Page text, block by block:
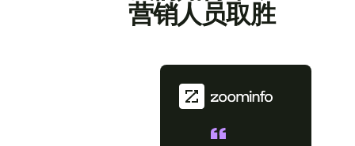
营销人员取胜